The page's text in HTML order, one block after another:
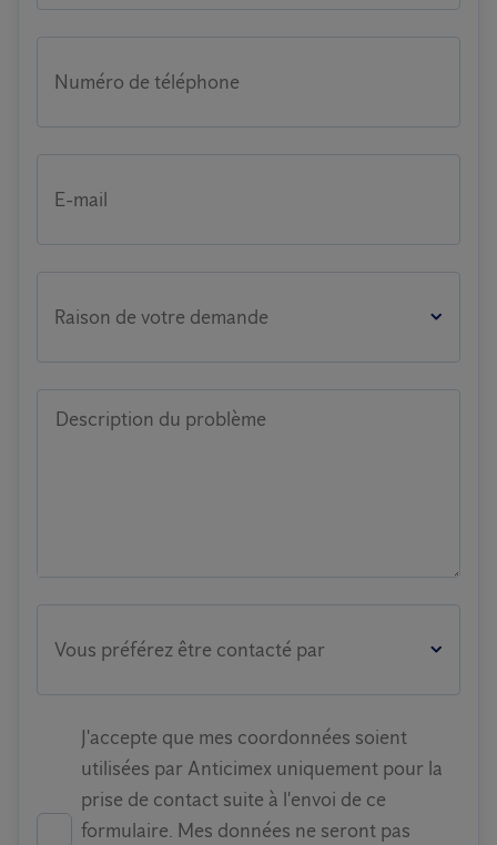
Numéro de téléphone
E-mail
Raison de votre demande
Description du problème
Vous préférez être contacté par
J'accepte que mes coordonnées soient
utilisées par Anticimex uniquement pour la
prise de contact suite à l'envoi de ce
formulaire. Mes données ne seront pas